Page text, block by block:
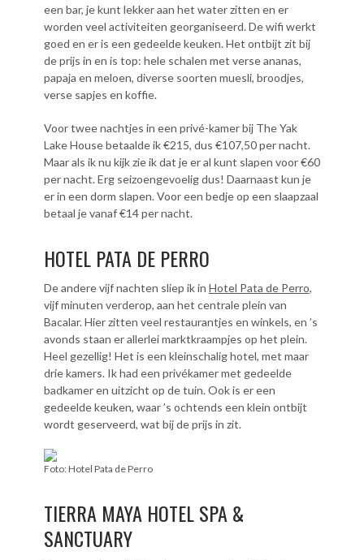
een bar, je kunt lekker aan het water zitten en er
worden veel activiteiten georganiseerd. De wifi werkt
goed en er is een gedeelde keuken. Het ontbijt zit bij
de prijs in en is top: hele schalen met verse ananas,
papaja en meloen, diverse soorten muesli, broodjes,
verse sapjes en koffie.
Voor twee nachtjes in een privé-kamer bij The Yak
Lake House betaalde ik €215, dus €107,50 per nacht.
Maar als ik nu kijk zie ik dat je er al kunt slapen voor €60
per nacht. Erg seizoengevoelig dus! Daarnaast kun je
er in een dorm slapen. Voor een bedje op een slaapzaal
betaal je vanaf €14 per nacht.
HOTEL PATA DE PERRO
De andere vijf nachten sliep ik in Hotel Pata de Perro,
vijf minuten verderop, aan het centrale plein van
Bacalar. Hier zitten veel restaurantjes en winkels, en ’s
avonds staan er allerlei marktkraampjes op het plein.
Heel gezellig! Het is een kleinschalig hotel, met maar
drie kamers. Ik had een privékamer met gedeelde
badkamer en uitzicht op de tuin. Ook is er een
gedeelde keuken, waar ’s ochtends een klein ontbijt
wordt geserveerd, wat bij de prijs in zit.
Foto: Hotel Pata de Perro
TIERRA MAYA HOTEL SPA &
SANCTUARY